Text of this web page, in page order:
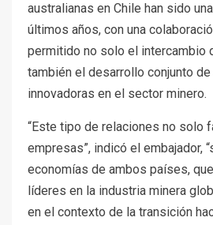
australianas en Chile han sido
últimos años, con una
permitido no solo el intercambio
también el desarrollo conjunto
innovadoras en el sector minero.
“Este tipo de relaciones no solo
empresas”, indicó el embajador,
economías de ambos países,
líderes en la industria minera
en el contexto de la transición